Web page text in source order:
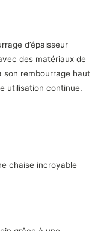
d’épaisseur
des matériaux de
son rembourrage haut
utilisation continue.
chaise incroyable